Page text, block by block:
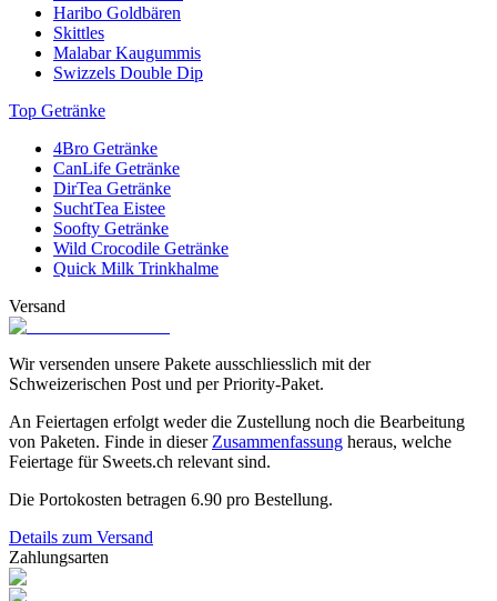
erfahrungsgemäss ziemlich schnell leer. Deshalb hat Creano auch
noch zwei Nachfüllboxen im Angebot: Die «
Nachfüllbox Schwarztee» mit sechs Teeblumen in 3 Variationen.
Und die «Creano Erblühtee Nachfüllbox
enthält sechs Teeblumen in drei verschiedenen Variationen.
Haribo Goldbären
Skittles
Malabar Kaugummis
Swizzels Double Dip
Top Getränke
4Bro Getränke
CanLife Getränke
DirTea Getränke
SuchtTea Eistee
Soofty Getränke
Wild Crocodile Getränke
Quick Milk Trinkhalme
Versand
Wir versenden unsere Pakete ausschliesslich mit der
Schweizerischen Post und per Priority-Paket.
An Feiertagen erfolgt weder die Zustellung noch die Bearbeitung
von Paketen. Finde in dieser Zusammenfassung heraus, welche
Feiertage für Sweets.ch relevant sind.
Die Portokosten betragen 6.90 pro Bestellung.
Details zum Versand
Zahlungsarten